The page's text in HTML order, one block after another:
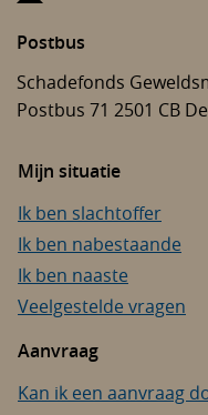
Postbus
Schadefonds
Postbus 71 2501 CB
Mijn situatie
Ik ben slachtoffer
Ik ben nabestaande
Ik ben naaste
Veelgestelde vragen
Aanvraag
Kan ik een aanvraag